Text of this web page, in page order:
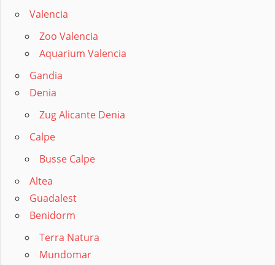
Valencia
Zoo Valencia
Aquarium Valencia
Gandia
Denia
Zug Alicante Denia
Calpe
Busse Calpe
Altea
Guadalest
Benidorm
Terra Natura
Mundomar